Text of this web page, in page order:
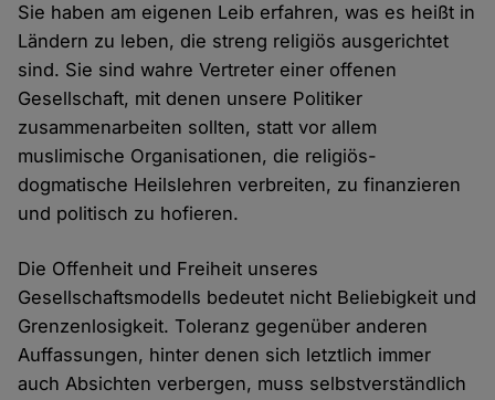
Sie haben am eigenen Leib erfahren, was es heißt in
Ländern zu leben, die streng religiös ausgerichtet
sind. Sie sind wahre Vertreter einer offenen
Gesellschaft, mit denen unsere Politiker
zusammenarbeiten sollten, statt vor allem
muslimische Organisationen, die religiös-
dogmatische Heilslehren verbreiten, zu finanzieren
und politisch zu hofieren.
Die Offenheit und Freiheit unseres
Gesellschaftsmodells bedeutet nicht Beliebigkeit und
Grenzenlosigkeit. Toleranz gegenüber anderen
Auffassungen, hinter denen sich letztlich immer
auch Absichten verbergen, muss selbstverständlich